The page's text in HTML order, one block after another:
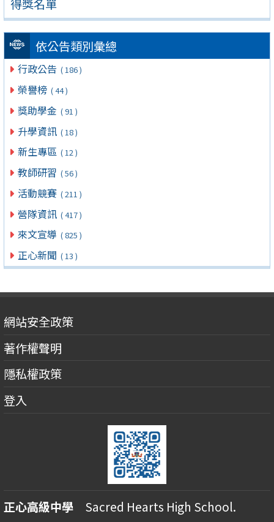
依公告類別彙總
行政公告 ( 186 )
榮譽榜 ( 44 )
獎助學金 ( 91 )
升學資訊 ( 18 )
新生專區 ( 12 )
教師研習 ( 56 )
活動競賽 ( 211 )
營隊資訊 ( 417 )
來文宣導 ( 825 )
正心新聞 ( 13 )
網站安全政策
著作權聲明
隱私權政策
登入
正心高級中學 Sacred Hearts High School.